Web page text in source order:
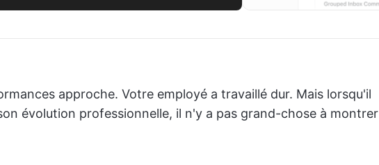
approche. Votre employé a travaillé dur. Mais lorsqu'il
évolution professionnelle, il n'y a pas grand-chose à montrer